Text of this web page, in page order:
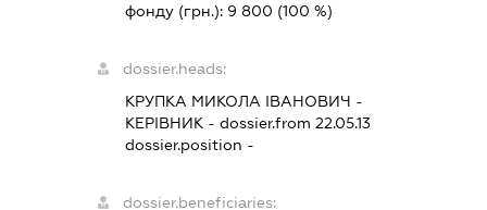
фонду (грн.): 9 800 (100 %)
dossier.heads:
КРУПКА МИКОЛА ІВАНОВИЧ -
КЕРІВНИК- dossier.from 22.05.13
dossier.position -
dossier.beneficiaries: